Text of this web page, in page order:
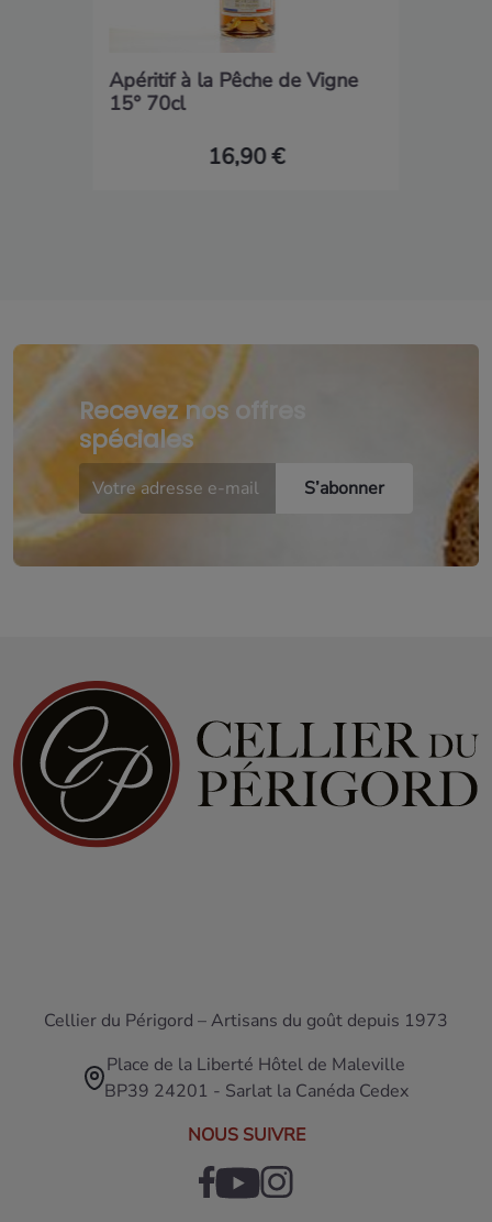
Apéritif à la Pêche de Vigne
15° 70cl
16,90 €
Recevez nos offres
spéciales
Cellier du Périgord – Artisans du goût depuis 1973
Place de la Liberté Hôtel de Maleville
BP39 24201 - Sarlat la Canéda Cedex
NOUS SUIVRE